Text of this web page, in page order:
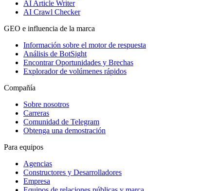
AI Article Writer
AI Crawl Checker
GEO e influencia de la marca
Información sobre el motor de respuesta
Análisis de BotSight
Encontrar Oportunidades y Brechas
Explorador de volúmenes rápidos
Compañía
Sobre nosotros
Carreras
Comunidad de Telegram
Obtenga una demostración
Para equipos
Agencias
Constructores y Desarrolladores
Empresa